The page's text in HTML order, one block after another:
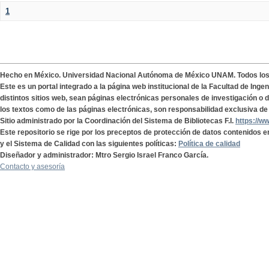
1
Hecho en México. Universidad Nacional Autónoma de México UNAM. Todos
Este es un portal integrado a la página web institucional de la Facultad de
distintos sitios web, sean páginas electrónicas personales de investigación o
los textos como de las páginas electrónicas, son responsabilidad exclusiva
Sitio administrado por la Coordinación del Sistema de Bibliotecas F.I. https://
Este repositorio se rige por los preceptos de protección de datos contenidos
y el Sistema de Calidad con las siguientes políticas: Política de calidad
Diseñador y administrador: Mtro Sergio Israel Franco García.
Contacto y asesoría